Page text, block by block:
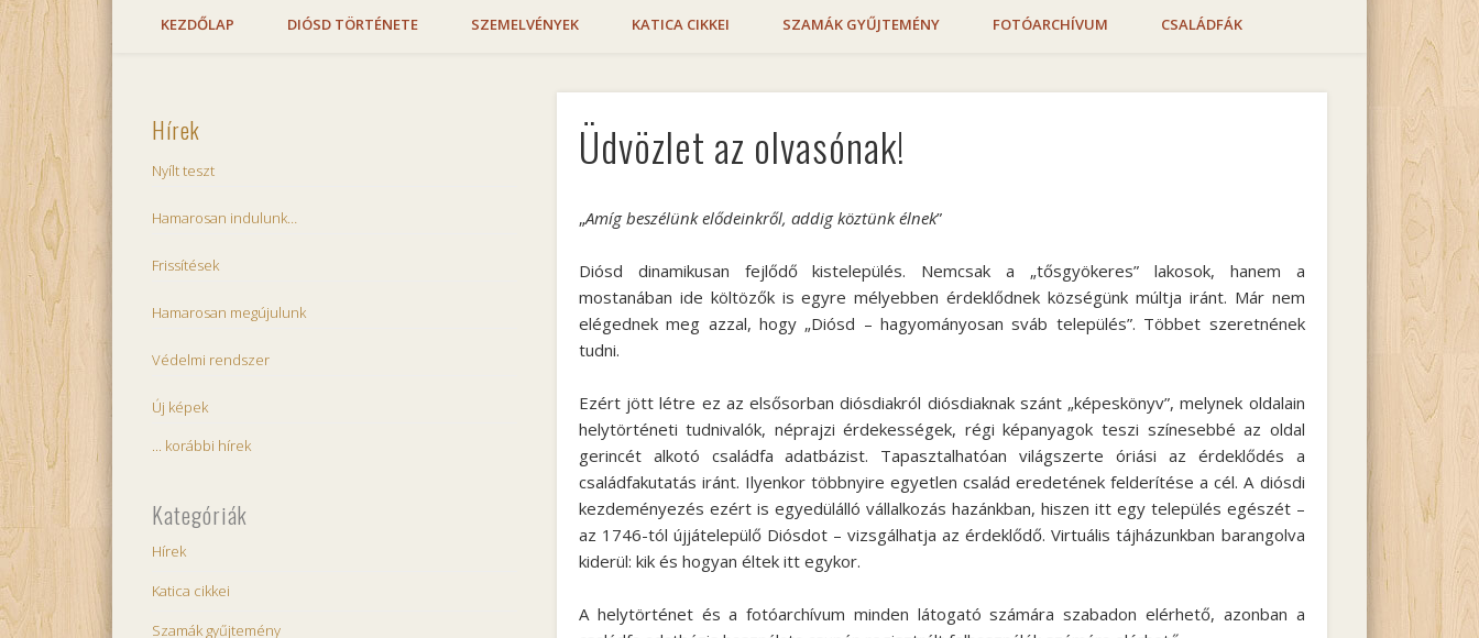
KEZDŐLAP DIÓSD TÖRTÉNETE SZEMELVÉNYEK KATICA CIKKEI SZAMÁK GYŰJTEMÉNY FOTÓARCHÍVUM CSALÁDFÁK
Üdvözlet az olvasónak!
„Amíg beszélünk elődeinkről, addig köztünk élnek”
Diósd dinamikusan fejlődő kistelepülés. Nemcsak a „tősgyökeres” lakosok, hanem a
mostanában ide költözők is egyre mélyebben érdeklődnek községünk múltja iránt. Már nem
elégednek meg azzal, hogy „Diósd – hagyományosan sváb település”. Többet szeretnének
tudni.
Ezért jött létre ez az elsősorban diósdiakról diósdiaknak szánt „képeskönyv”, melynek oldalain
helytörténeti tudnivalók, néprajzi érdekességek, régi képanyagok teszi színesebbé az oldal
gerincét alkotó családfa adatbázist. Tapasztalhatóan világszerte óriási az érdeklődés a
családfakutatás iránt. Ilyenkor többnyire egyetlen család eredetének felderítése a cél. A diósdi
kezdeményezés ezért is egyedülálló vállalkozás hazánkban, hiszen itt egy település egészét –
az 1746-tól újjátelepülő Diósdot – vizsgálhatja az érdeklődő. Virtuális tájházunkban barangolva
kiderül: kik és hogyan éltek itt egykor.
A helytörténet és a fotóarchívum minden látogató számára szabadon elérhető, azonban a
Hírek
Nyílt teszt
Hamarosan indulunk…
Frissítések
Hamarosan megújulunk
Védelmi rendszer
Új képek
... korábbi hírek
Kategóriák
Hírek
Katica cikkei
Szamák gyűjtemény